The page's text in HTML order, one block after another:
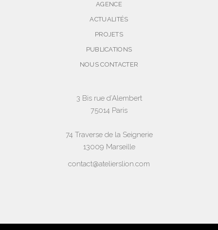
AGENCE
ACTUALITÉS
PROJETS
PUBLICATIONS
NOUS CONTACTER
3 Bis rue d’Alembert
75014 Paris
74 Traverse de la Seignerie
13009 Marseille
contact@atelierslion.com